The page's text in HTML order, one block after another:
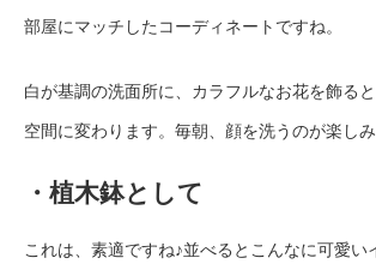
部屋にマッチしたコーディネートですね。
白が基調の洗面所に、カラフルなお花を飾る
空間に変わります。毎朝、顔を洗うのが楽し
・植木鉢として
これは、素適ですね♪並べるとこんなに可愛い